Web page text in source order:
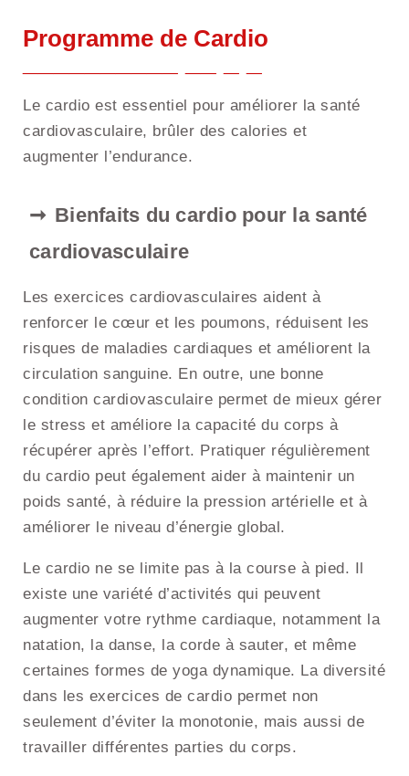
Programme de Cardio
Le cardio est essentiel pour améliorer la santé
cardiovasculaire, brûler des calories et
augmenter l’endurance.
Bienfaits du cardio pour la santé
cardiovasculaire
Les exercices cardiovasculaires aident à
renforcer le cœur et les poumons, réduisent les
risques de maladies cardiaques et améliorent la
circulation sanguine. En outre, une bonne
condition cardiovasculaire permet de mieux gérer
le stress et améliore la capacité du corps à
récupérer après l’effort. Pratiquer régulièrement
du cardio peut également aider à maintenir un
poids santé, à réduire la pression artérielle et à
améliorer le niveau d’énergie global.
Le cardio ne se limite pas à la course à pied. Il
existe une variété d’activités qui peuvent
augmenter votre rythme cardiaque, notamment la
natation, la danse, la corde à sauter, et même
certaines formes de yoga dynamique. La diversité
dans les exercices de cardio permet non
seulement d’éviter la monotonie, mais aussi de
travailler différentes parties du corps.